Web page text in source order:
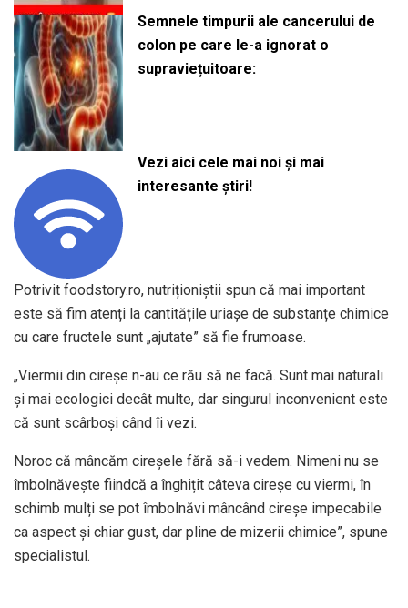
Semnele timpurii ale cancerului de
colon pe care le-a ignorat o
supraviețuitoare:
Vezi aici cele mai noi și mai
interesante știri!
Potrivit foodstory.ro, nutriționiștii spun că mai important
este să fim atenți la cantitățile uriașe de substanțe chimice
cu care fructele sunt „ajutate” să fie frumoase.
„Viermii din cireșe n-au ce rău să ne facă. Sunt mai naturali
și mai ecologici decât multe, dar singurul inconvenient este
că sunt scârboși când îi vezi.
Noroc că mâncăm cireșele fără să-i vedem. Nimeni nu se
îmbolnăvește fiindcă a înghițit câteva cireșe cu viermi, în
schimb mulți se pot îmbolnăvi mâncând cireșe impecabile
ca aspect și chiar gust, dar pline de mizerii chimice”, spune
specialistul.